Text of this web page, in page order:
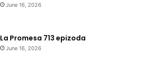
June 16, 2026
La Promesa 713 epizoda
June 16, 2026